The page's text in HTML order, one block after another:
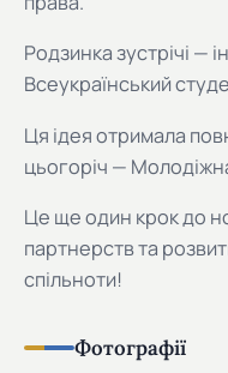
Родзинка зустрічі —
Всеукраїнський
Ця ідея отримала
цьогоріч —
Це ще один крок до
партнерств та
спільноти!
Фотографії